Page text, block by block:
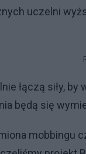
uczelni
łączą siły,
będą się
mobbingu